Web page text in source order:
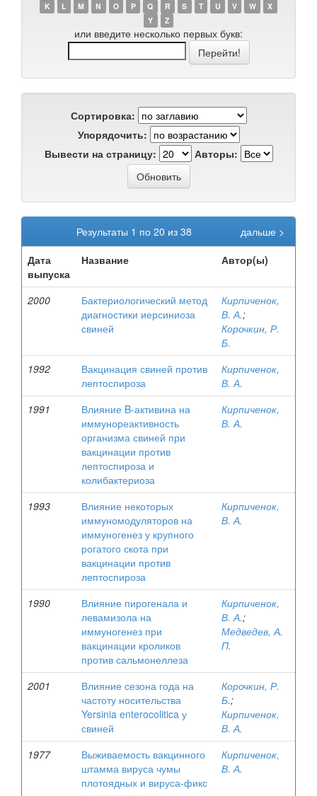
K
L M N O P Q R S T U V W
X
Y
Z
или введите несколько первых букв:
Сортировка:
Упорядочить:
Вывести на страницу:
Авторы:
Результаты 1 по 20 из 38
дальше >
Дата
выпуска
Название Автор(ы)
2000
Бактериологический метод
диагностики иерсиниоза
свиней
Кирпиченок,
В. А.;
Корочкин, Р.
Б.
1992
Вакцинация свиней против
лептоспироза
Кирпиченок,
В. А.
1991
Влияние B-активина на
иммунореактивность
организма свиней при
вакцинации против
лептоспироза и
колибактериоза
Кирпиченок,
В. А.
1993
Влияние некоторых
иммуномодуляторов на
иммуногенез у крупного
рогатого скота при
вакцинации против
лептоспироза
Кирпиченок,
В. А.
1990
Влияние пирогенала и
левамизола на
иммуногенез при
вакцинации кроликов
против сальмонеллеза
Кирпиченок,
В. А.;
Медведев, А.
П.
2001
Влияние сезона года на
частоту носительства
Yersinia enterocolitica у
свиней
Корочкин, Р.
Б.;
Кирпиченок,
В. А.
1977
Выживаемость вакцинного
штамма вируса чумы
плотоядных и вируса-фикс
Кирпиченок,
В. А.